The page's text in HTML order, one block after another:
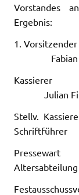
Vorstandes
Ergebnis:
1.
Fabian
Kassierer
Julian
Stellv.